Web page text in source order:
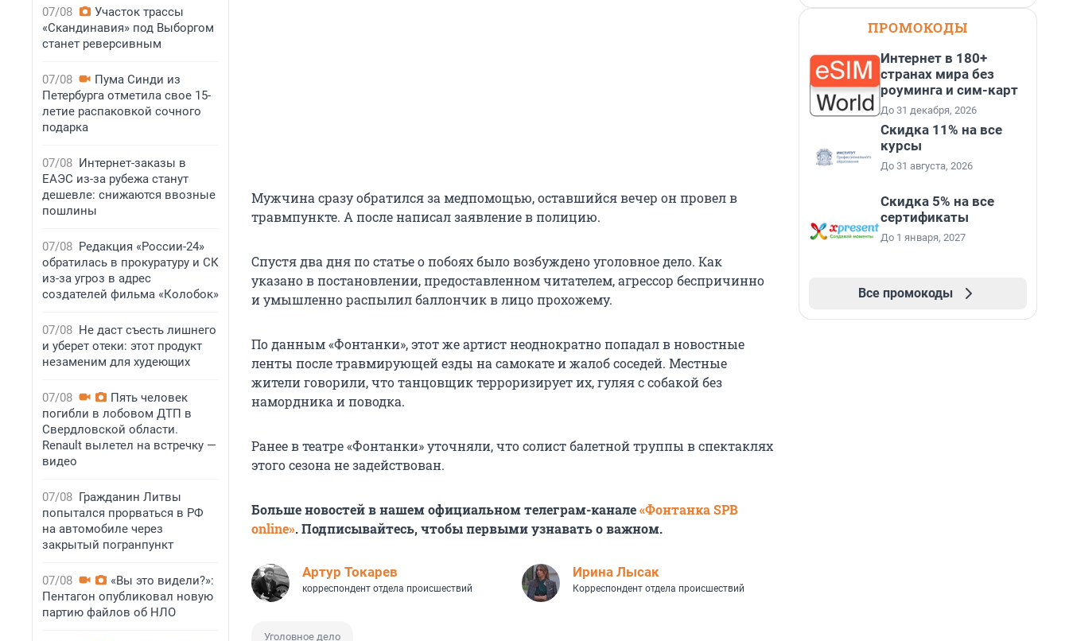
07/08
Участок трассы
«Скандинавия» под Выборгом
станет реверсивным
07/08
Пума Синди из
Петербурга отметила свое 15-
летие распаковкой сочного
подарка
07/08 Интернет-заказы в
ЕАЭС из-за рубежа станут
дешевле: снижаются ввозные
пошлины
07/08 Редакция «России-24»
обратилась в прокуратуру и СК
из-за угроз в адрес
создателей фильма «Колобок»
07/08 Не даст съесть лишнего
и уберет отеки: этот продукт
незаменим для худеющих
07/08
Пять человек
погибли в лобовом ДТП в
Свердловской области.
Renault вылетел на встречку —
видео
07/08 Гражданин Литвы
попытался прорваться в РФ
на автомобиле через
закрытый погранпункт
07/08
«Вы это видели?»:
Пентагон опубликовал новую
партию файлов об НЛО
Мужчина сразу обратился за медпомощью, оставшийся вечер он провел в
травмпункте. А после написал заявление в полицию.
Спустя два дня по статье о побоях было возбуждено уголовное дело. Как
указано в постановлении, предоставленном читателем, агрессор беспричинно
и умышленно распылил баллончик в лицо прохожему.
По данным «Фонтанки», этот же артист неоднократно попадал в новостные
ленты после травмирующей езды на самокате и жалоб соседей. Местные
жители говорили, что танцовщик терроризирует их, гуляя с собакой без
намордника и поводка.
Ранее в театре «Фонтанки» уточняли, что солист балетной труппы в спектаклях
этого сезона не задействован.
Больше новостей в нашем официальном телеграм-канале«Фонтанка SPB
online». Подписывайтесь, чтобы первыми узнавать о важном.
Артур Токарев
корреспондент отдела происшествий
Ирина Лысак
Корреспондент отдела происшествий
Уголовное дело
ПРОМОКОДЫ
Интернет в 180+
странах мира без
роуминга и сим-карт
До 31 декабря, 2026
Скидка 11% на все
курсы
До 31 августа, 2026
Скидка 5% на все
сертификаты
До 1 января, 2027
Все промокоды